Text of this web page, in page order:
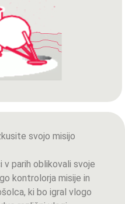
svojo misijo
parih oblikovali svoje
kontrolorja misije in
ki bo igral vlogo